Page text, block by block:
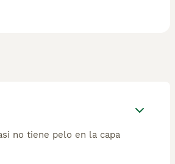
no tiene pelo en la capa